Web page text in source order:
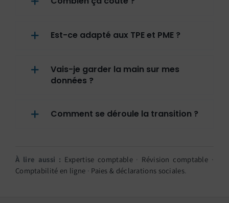
Est-ce adapté aux TPE et PME ?
Vais-je garder la main sur mes
données ?
Comment se déroule la transition ?
À lire aussi : Expertise comptable· Révision comptable ·
Comptabilité en ligne · Paies & déclarations sociales.